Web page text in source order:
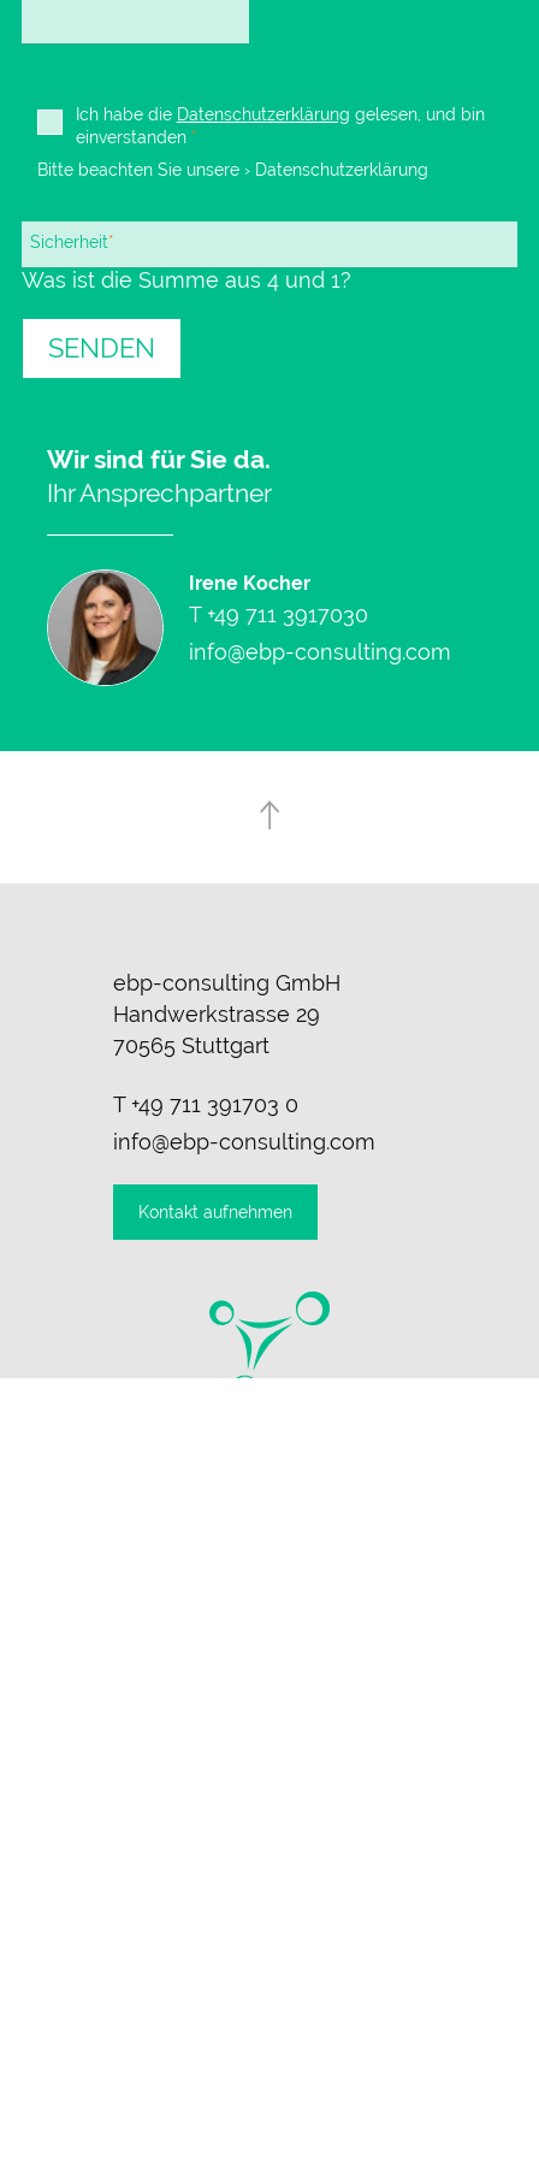
Ich habe die Datenschutzerklärung gelesen, und bin
einverstanden *
Bitte beachten Sie unsere› Datenschutzerklärung
Pflichtfeld
Sicherheit*
Was ist die Summe aus 4 und 1?
SENDEN
Wir sind für Sie da.
Ihr Ansprechpartner
Irene Kocher
T +49 711 3917030
info@ebp-consulting.com
ebp-consulting GmbH
Handwerkstrasse 29
70565 Stuttgart
T +49 711 391703 0
info@ebp-consulting.com
Kontakt aufnehmen